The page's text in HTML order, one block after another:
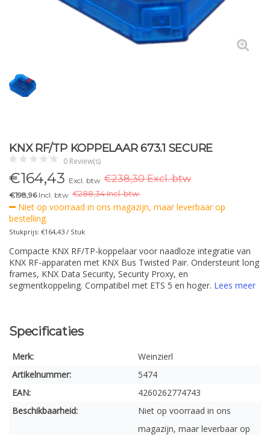
KNX RF/TP KOPPELAAR 673.1 SECURE
0 Review(s)
€164,43 Excl. btw €238,30 Excl. btw
€198,96Incl. btw €288,34 Incl. btw.
Niet op voorraad in ons magazijn, maar leverbaar op
bestelling.
Stukprijs: €164,43 / Stuk
Compacte KNX RF/TP-koppelaar voor naadloze integratie van
KNX RF-apparaten met KNX Bus Twisted Pair. Ondersteunt long
frames, KNX Data Security, Security Proxy, en
segmentkoppeling. Compatibel met ETS 5 en hoger. Lees meer
Specificaties
Merk:
Weinzierl
Artikelnummer:
5474
EAN:
4260262774743
Beschikbaarheid:
Niet op voorraad in ons
magazijn, maar leverbaar op